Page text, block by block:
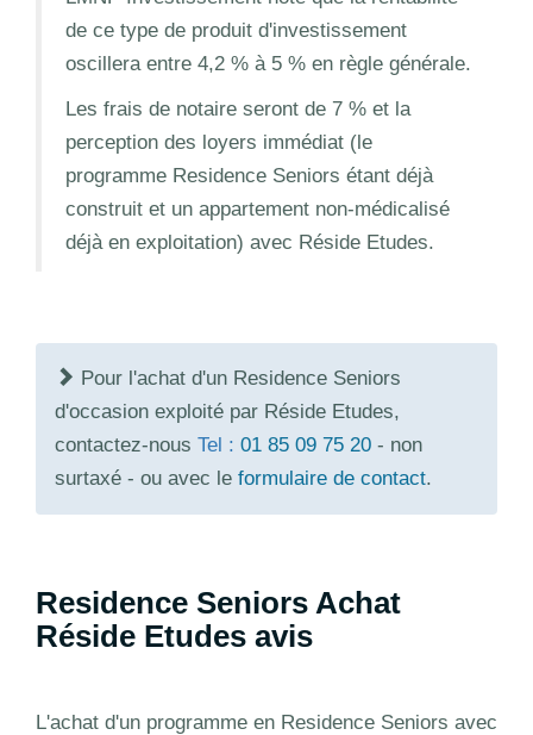
de ce type de produit d'investissement
oscillera entre 4,2 % à 5 % en règle générale.
Les frais de notaire seront de 7 % et la
perception des loyers immédiat (le
programme Residence Seniors étant déjà
construit et un appartement non-médicalisé
déjà en exploitation) avec Réside Etudes.
Pour l'achat d'un Residence Seniors
d'occasion exploité par Réside Etudes,
contactez-nous Tel : 01 85 09 75 20 - non
surtaxé - ou avec le formulaire de contact.
Residence Seniors Achat
Réside Etudes avis
L'achat d'un programme en Residence Seniors avec